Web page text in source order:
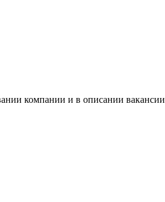
компании и в описании вакансии